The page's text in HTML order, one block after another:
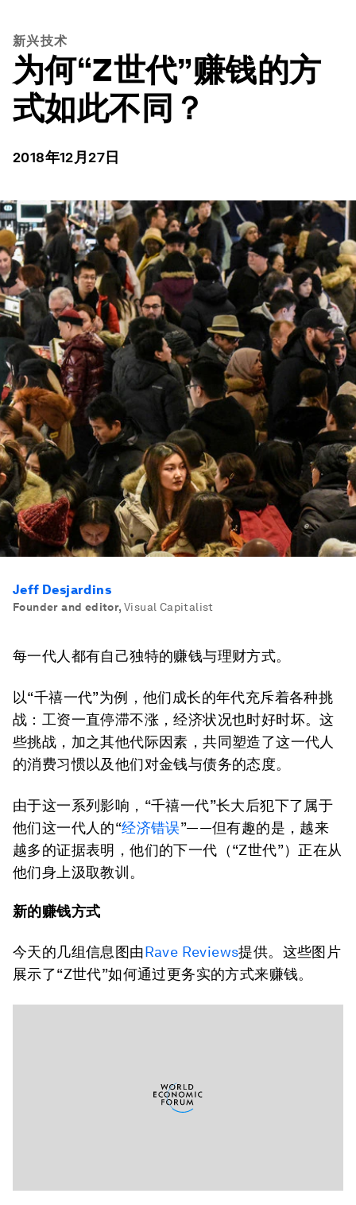
新兴技术
为何“Z世代”赚钱的方
式如此不同？
2018年12月27日
Jeff Desjardins
Founder and editor, Visual Capitalist
每一代人都有自己独特的赚钱与理财方式。
以“千禧一代”为例，他们成长的年代充斥着各种挑
战：工资一直停滞不涨，经济状况也时好时坏。这
些挑战，加之其他代际因素，共同塑造了这一代人
的消费习惯以及他们对金钱与债务的态度。
由于这一系列影响，“千禧一代”长大后犯下了属于
他们这一代人的“经济错误”——但有趣的是，越来
越多的证据表明，他们的下一代（“Z世代”）正在从
他们身上汲取教训。
新的赚钱方式
今天的几组信息图由Rave Reviews提供。这些图片
展示了“Z世代”如何通过更务实的方式来赚钱。